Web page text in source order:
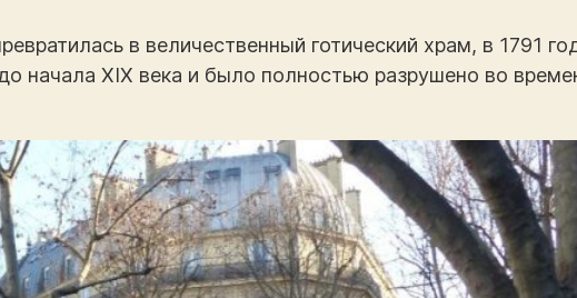
в величественный готический храм, в 1791
начала XIX века и было полностью разрушено во